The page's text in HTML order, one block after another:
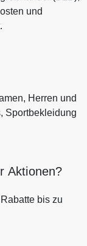
und
Herren und
Sportbekleidung
Aktionen?
bis zu